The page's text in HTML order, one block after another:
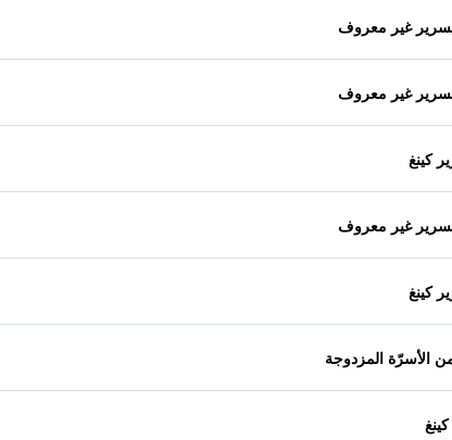
غير معروف
غير معروف
غير معروف